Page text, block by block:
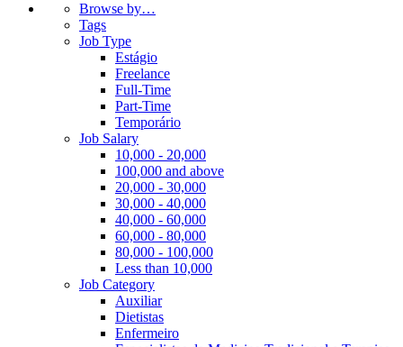
Browse by…
Tags
Job Type
Estágio
Freelance
Full-Time
Part-Time
Temporário
Job Salary
10,000 - 20,000
100,000 and above
20,000 - 30,000
30,000 - 40,000
40,000 - 60,000
60,000 - 80,000
80,000 - 100,000
Less than 10,000
Job Category
Auxiliar
Dietistas
Enfermeiro